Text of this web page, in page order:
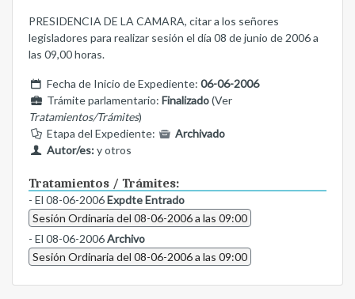
PRESIDENCIA DE LA CAMARA, citar a los señores
legisladores para realizar sesión el día 08 de junio de 2006 a
las 09,00 horas.
Fecha de Inicio de Expediente: 06-06-2006
Trámite parlamentario: Finalizado(Ver
Tratamientos/Trámites)
Etapa del Expediente:
Archivado
Autor/es:y otros
Tratamientos / Trámites:
- El 08-06-2006Expdte Entrado
Sesión Ordinaria del 08-06-2006 a las 09:00
- El 08-06-2006Archivo
Sesión Ordinaria del 08-06-2006 a las 09:00